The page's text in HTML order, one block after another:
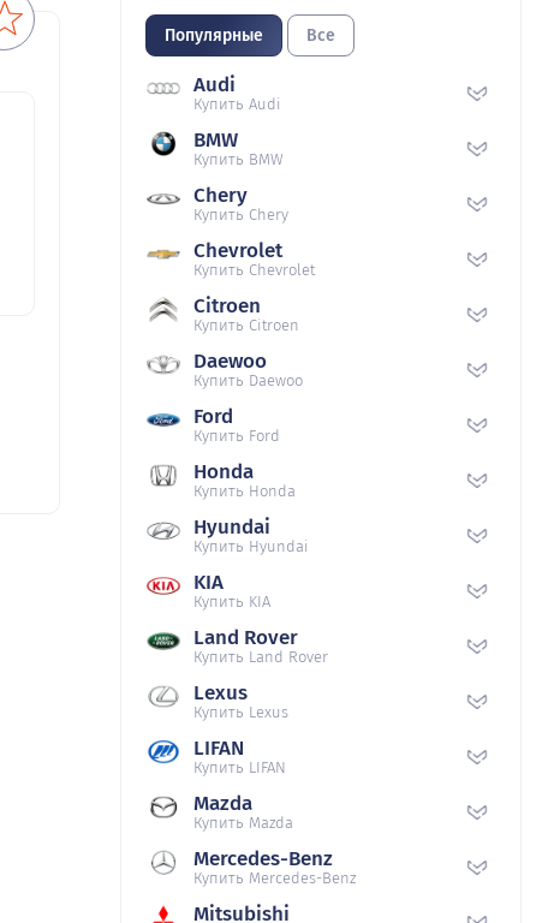
Популярные Все
Audi
Купить Audi
BMW
Купить BMW
Chery
Купить Chery
Chevrolet
Купить Chevrolet
Citroen
Купить Citroen
Daewoo
Купить Daewoo
Ford
Купить Ford
Honda
Купить Honda
Hyundai
Купить Hyundai
KIA
Купить KIA
Land Rover
Купить Land Rover
Lexus
Купить Lexus
LIFAN
Купить LIFAN
Mazda
Купить Mazda
Mercedes-Benz
Купить Mercedes-Benz
Mitsubishi